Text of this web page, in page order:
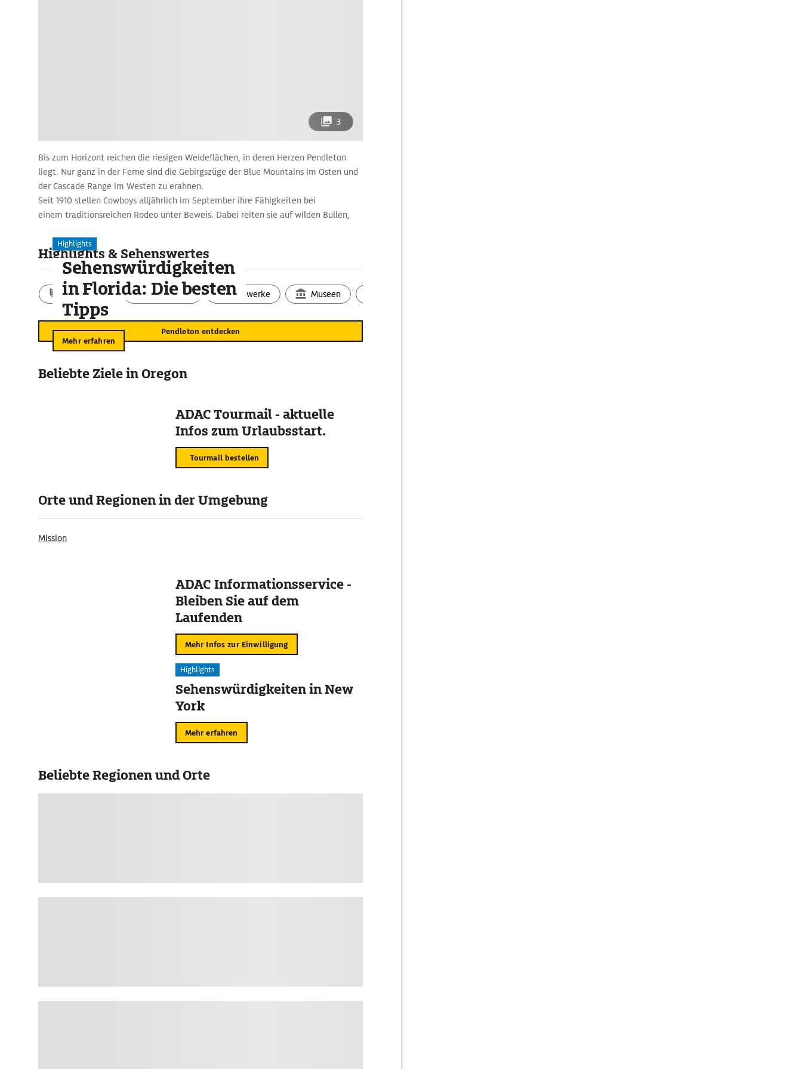
3
Bis zum Horizont reichen die riesigen Weideflächen, in deren Herzen Pendleton
liegt. Nur ganz in der Ferne sind die Gebirgszüge der Blue Mountains im Osten und
der Cascade Range im Westen zu erahnen.
Seit 1910 stellen Cowboys alljährlich im September ihre Fähigkeiten bei
einem traditionsreichen Rodeo unter Beweis. Dabei reiten sie auf wilden Bullen,
Highlights & Sehenswertes
Aktivitäten Landschaft Bauwerke Museen
Pendleton entdecken
Highlights
Sehenswürdigkeiten
in Florida: Die besten
Tipps
Mehr erfahren
Beliebte Ziele in Oregon
ADAC Tourmail - aktuelle
Infos zum Urlaubsstart.
Tourmail bestellen
Orte und Regionen in der Umgebung
Mission
ADAC Informationsservice -
Bleiben Sie auf dem
Laufenden
Mehr Infos zur Einwilligung
Highlights
Sehenswürdigkeiten in New
York
Mehr erfahren
Beliebte Regionen und Orte